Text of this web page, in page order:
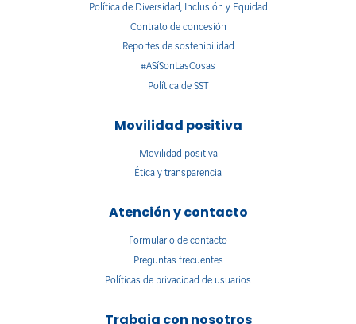
Política de Diversidad, Inclusión y Equidad
Contrato de concesión
Reportes de sostenibilidad
#ASíSonLasCosas
Política de SST
Movilidad positiva
Movilidad positiva
Ética y transparencia
Atención y contacto
Formulario de contacto
Preguntas frecuentes
Políticas de privacidad de usuarios
Trabaja con nosotros